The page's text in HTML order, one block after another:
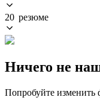
20 резюме
Ничего не
Попробуйте